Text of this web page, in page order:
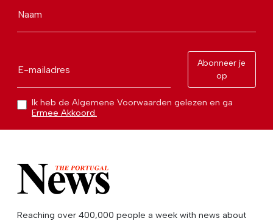
Naam
E-mailadres
Abonneer je
op
Ik heb de Algemene Voorwaarden gelezen en ga
Ermee Akkoord.
Reaching over 400,000 people a week with news about